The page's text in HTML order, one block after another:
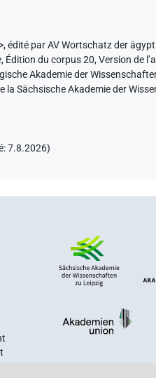
,édité par AV Wortschatz der
, Édition du corpus 20, Version de
Akademie der
la Sächsische Akademie der
:7.8.2026)